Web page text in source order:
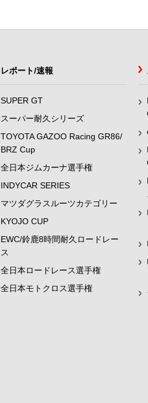
レポート/速報
SUPER GT
スーパー耐久シリーズ
TOYOTA GAZOO Racing GR86/
BRZ Cup
全日本ジムカーナ選手権
INDYCAR SERIES
マツダグラスルーツカテゴリー
KYOJO CUP
EWC/鈴鹿8時間耐久ロードレー
ス
全日本ロードレース選手権
全日本モトクロス選手権